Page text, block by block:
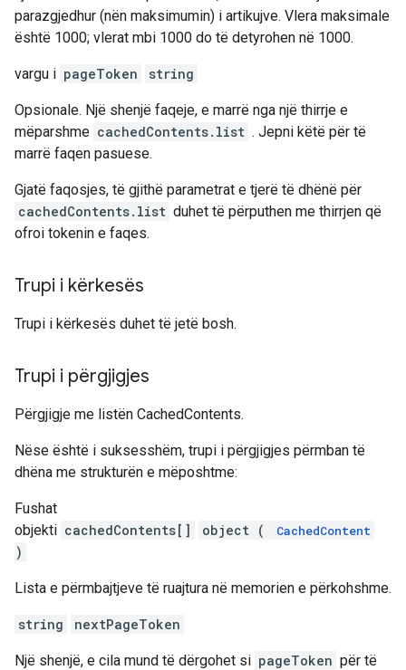
parazgjedhur (nën maksimumin) i artikujve. Vlera maksimale
është 1000; vlerat mbi 1000 do të detyrohen në 1000.
vargu i pageToken string
Opsionale. Një shenjë faqeje, e marrë nga një thirrje e
mëparshme cachedContents.list . Jepni këtë për të
marrë faqen pasuese.
Gjatë faqosjes, të gjithë parametrat e tjerë të dhënë për
cachedContents.list duhet të përputhen me thirrjen që
ofroi tokenin e faqes.
Trupi i kërkesës
Trupi i kërkesës duhet të jetë bosh.
Trupi i përgjigjes
Përgjigje me listën CachedContents.
Nëse është i suksesshëm, trupi i përgjigjes përmban të
dhëna me strukturën e mëposhtme:
Fushat
objekti cachedContents[] object ( CachedContent
)
Lista e përmbajtjeve të ruajtura në memorien e përkohshme.
string nextPageToken
Një shenjë, e cila mund të dërgohet si pageToken për të